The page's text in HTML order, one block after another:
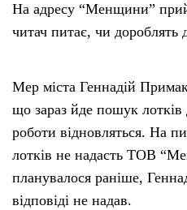
На адресу “Менщини”
читач питає, чи
Мер міста Геннадій
що зараз йде пошук лотків
роботи відновляться. На
лотків не надасть ТОВ
планувалося раніше,
відповіді не надав.